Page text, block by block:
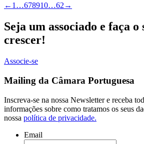
← 1 …678910…62 →
Seja um associado e faça o
crescer!
Associe-se
Mailing da Câmara Portuguesa
Inscreva-se na nossa Newsletter e receba
informações sobre como tratamos os seus
nossa política de privacidade.
Email